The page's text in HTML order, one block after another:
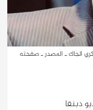
الجاك ـ المصدر ـ صفحته